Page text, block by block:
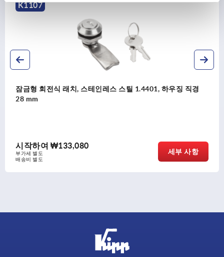
식 래치, 스테인레스 스틸 1.4401, 하우징 직경
₩133,080
K1354
회전식
시작하
부가세 별도
배송비 별도